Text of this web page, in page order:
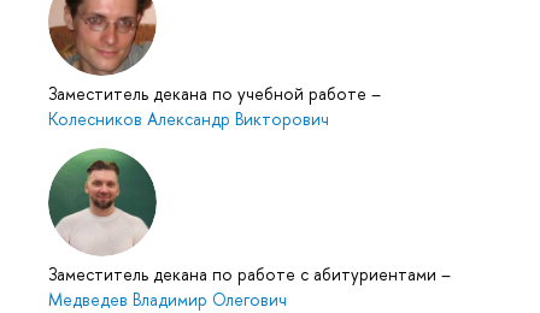
Заместитель декана по учебной работе –
Колесников Александр Викторович
Заместитель декана по работе с абитуриентами –
Медведев Владимир Олегович